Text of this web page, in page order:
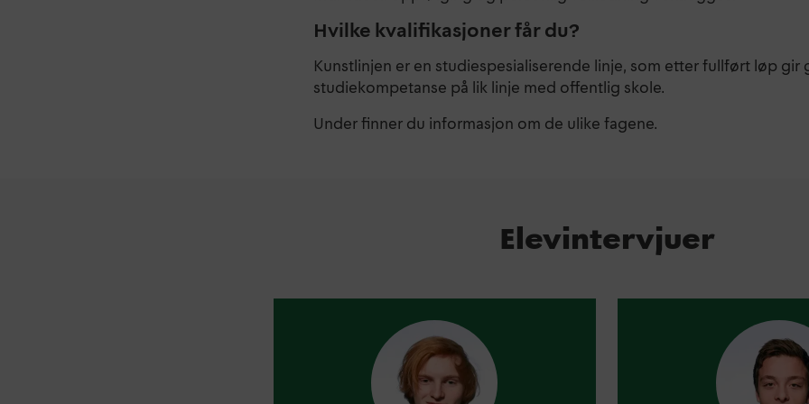
Hvilke kvalifikasjoner får du?
Kunstlinjen er en studiespesialiserende linje, som etter fullført løp gir
studiekompetanse på lik linje med offentlig skole.
Under finner du informasjon om de ulike fagene.
Elevintervjuer